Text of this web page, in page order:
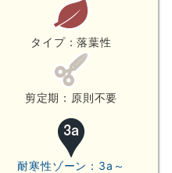
タイプ：落葉性
剪定期：原則不要
耐寒性ゾーン：3a～